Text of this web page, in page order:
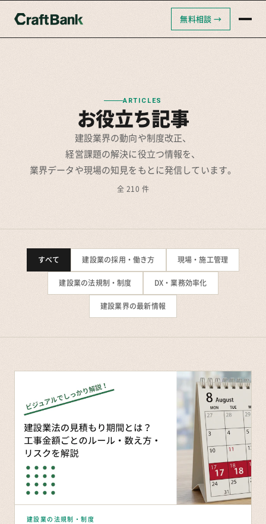
クラフトバンクAI 無料相談 →
ARTICLES
お役立ち記事
建設業界の動向や制度改正、
経営課題の解決に役立つ情報を、
業界データや現場の知見をもとに発信しています。
全 210 件
すべて 建設業の採用・働き方 現場・施工管理
建設業の法規制・制度 DX・業務効率化
建設業界の最新情報
建設業の法規制・制度